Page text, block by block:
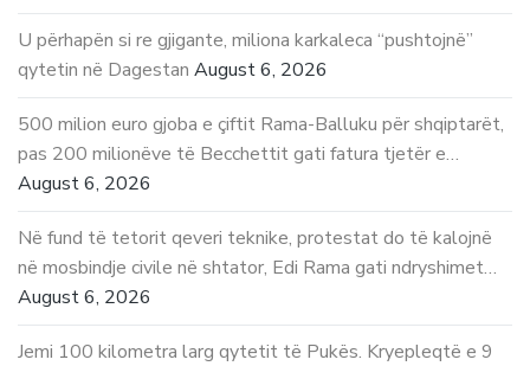
U përhapën si re gjigante, miliona karkaleca “pushtojnë”
qytetin në Dagestan August 6, 2026
500 milion euro gjoba e çiftit Rama-Balluku për shqiptarët,
pas 200 milionëve të Becchettit gati fatura tjetër e…
August 6, 2026
Në fund të tetorit qeveri teknike, protestat do të kalojnë
në mosbindje civile në shtator, Edi Rama gati ndryshimet…
August 6, 2026
Jemi 100 kilometra larg qytetit të Pukës. Kryepleqtë e 9